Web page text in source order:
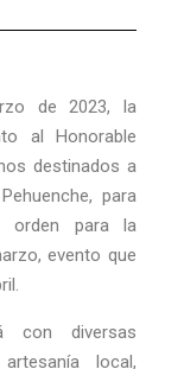
de 2023, la
al Honorable
destinados a
para
orden para la
evento que
con diversas
local,